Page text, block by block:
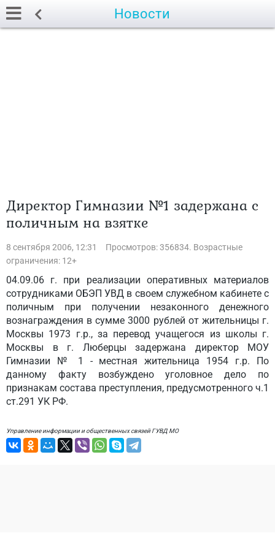
Новости
Директор Гимназии №1 задержана с
поличным на взятке
8 сентября 2006, 12:31
Просмотров: 356834. Возрастные
ограничения: 12+
04.09.06 г. при реализации оперативных материалов
сотрудниками ОБЭП УВД в своем служебном кабинете с
поличным при получении незаконного денежного
вознаграждения в сумме 3000 рублей от жительницы г.
Москвы 1973 г.р., за перевод учащегося из школы г.
Москвы в г. Люберцы задержана директор МОУ
Гимназии № 1 - местная жительница 1954 г.р. По
данному факту возбуждено уголовное дело по
признакам состава преступления, предусмотренного ч.1
ст.291 УК РФ.
Управление информации и общественных связей ГУВД МО